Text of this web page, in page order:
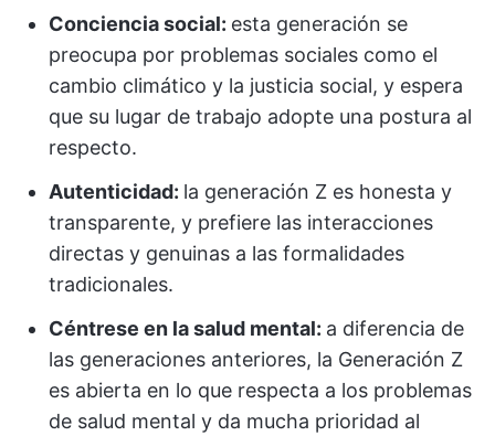
Conciencia social: esta generación se
preocupa por problemas sociales como el
cambio climático y la justicia social, y espera
que su lugar de trabajo adopte una postura al
respecto.
Autenticidad: la generación Z es honesta y
transparente, y prefiere las interacciones
directas y genuinas a las formalidades
tradicionales.
Céntrese en la salud mental: a diferencia de
las generaciones anteriores, la Generación Z
es abierta en lo que respecta a los problemas
de salud mental y da mucha prioridad al